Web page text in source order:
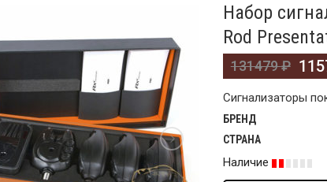
Набор
Rod
131479₽
Сигнализаторы
БРЕНД
СТРАНА
Наличие